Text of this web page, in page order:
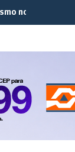
encontro do